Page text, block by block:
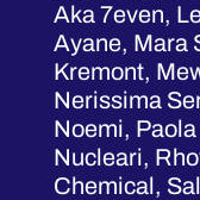
Aka 7even,
Ayane, Mara
Kremont,
Nerissima
Noemi,
Nucleari,
Chemical,